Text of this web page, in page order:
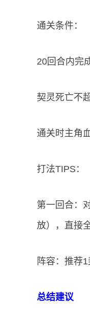
通关条件：
20回合内完
契灵死亡不
通关时主角
打法TIPS：
第一回合：
放），直接
阵容：推荐
总结建议